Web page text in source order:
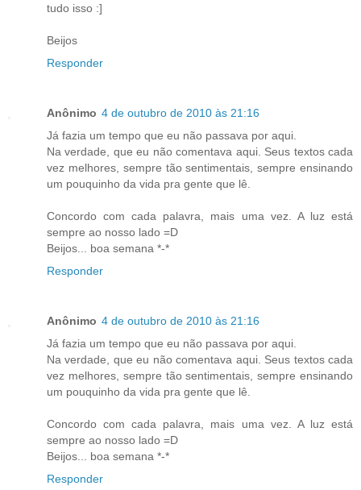
tudo isso :]
Beijos
Responder
Anônimo 4 de outubro de 2010 às 21:16
Já fazia um tempo que eu não passava por aqui.
Na verdade, que eu não comentava aqui. Seus textos cada
vez melhores, sempre tão sentimentais, sempre ensinando
um pouquinho da vida pra gente que lê.
Concordo com cada palavra, mais uma vez. A luz está
sempre ao nosso lado =D
Beijos... boa semana *-*
Responder
Anônimo 4 de outubro de 2010 às 21:16
Já fazia um tempo que eu não passava por aqui.
Na verdade, que eu não comentava aqui. Seus textos cada
vez melhores, sempre tão sentimentais, sempre ensinando
um pouquinho da vida pra gente que lê.
Concordo com cada palavra, mais uma vez. A luz está
sempre ao nosso lado =D
Beijos... boa semana *-*
Responder